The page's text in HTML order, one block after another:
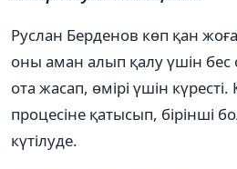
Руслан Берденов көп қан
оны аман алып қалу үшін бес
ота жасап, өмірі үшін
процесіне қатысып, бірінші
күтілуде.